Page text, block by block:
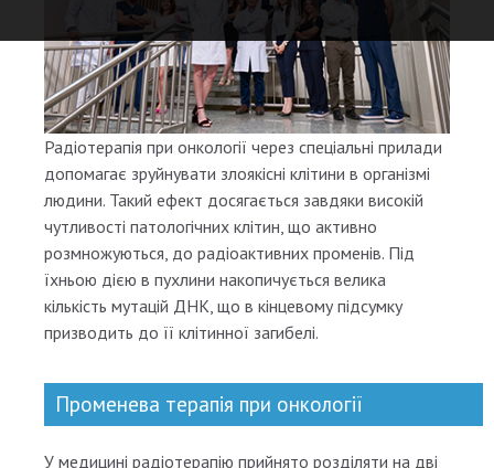
Радіотерапія при онкології через спеціальні прилади
допомагає зруйнувати злоякісні клітини в організмі
людини. Такий ефект досягається завдяки високій
чутливості патологічних клітин, що активно
розмножуються, до радіоактивних променів. Під
їхньою дією в пухлини накопичується велика
кількість мутацій ДНК, що в кінцевому підсумку
призводить до її клітинної загибелі.
Променева терапія при онкології
У медицині радіотерапію прийнято розділяти на дві